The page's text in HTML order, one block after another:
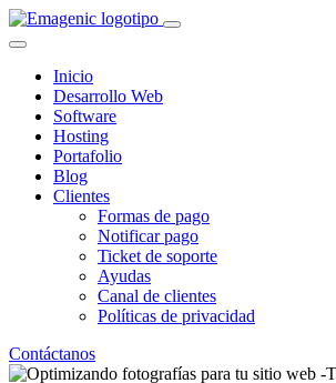
Inicio
Desarrollo Web
Software
Hosting
Portafolio
Blog
Clientes
Formas de pago
Notificar pago
Ticket de soporte
Ayudas
Canal de clientes
Políticas de privacidad
Contáctanos